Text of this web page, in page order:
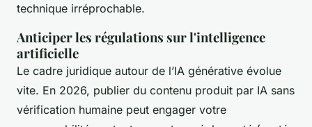
technique irréprochable.
Anticiper les régulations sur l'intelligence
artificielle
Le cadre juridique autour de l’IA générative évolue
vite. En 2026, publier du contenu produit par IA sans
vérification humaine peut engager votre